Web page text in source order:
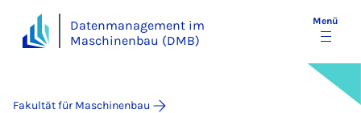
Datenmanagement im
Maschinenbau (DMB)
Menü
Fakultät für Maschinenbau